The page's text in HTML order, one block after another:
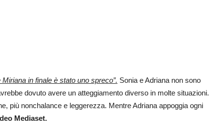
in finale è stato uno spreco”. Sonia e Adriana non sono
dovuto avere un atteggiamento diverso in molte situazioni.
più nonchalance e leggerezza. Mentre Adriana appoggia ogni
Mediaset.